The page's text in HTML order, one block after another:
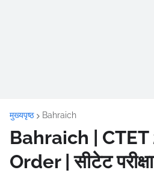
मुख्यपृष्ठ Bahraich
Bahraich |
Order | सीटेट